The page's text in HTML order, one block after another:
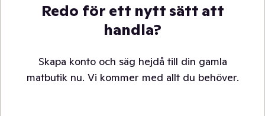
Redo för ett nytt sätt att
handla?
Skapa konto och säg hejdå till din gamla
matbutik nu. Vi kommer med allt du behöver.